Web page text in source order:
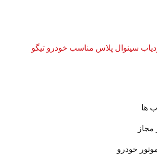
سینوال پلاس مناسب خودرو تیگو
ها
خودرو